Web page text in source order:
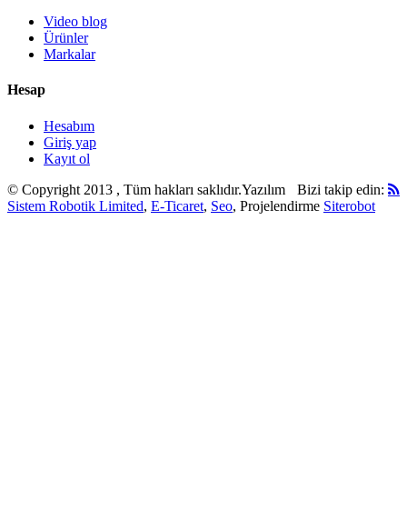
Video blog
Ürünler
Markalar
Hesap
Hesabım
Giriş yap
Kayıt ol
© Copyright 2013 , Tüm hakları saklıdır.
Bizi takip edin:
Yazılım
Sistem Robotik Limited, E-Ticaret, Seo, Projelendirme Siterobot